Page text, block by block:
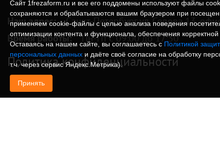
Наш адрес: Санкт-Петербург ул. Седова 13,
Время работы: Пн-Пт с 09:00 до 17:30
Политика конфиденциальности
Сайт 1frezaform.ru и все его поддомены используют файлы
сохраняются и обрабатываются вашим браузером при
применяем cookie‑файлы с целью анализа поведения
оптимизации контента и функционала, обеспечения
Оставаясь на нашем сайте, вы соглашаетесь с Политикой
персональных данных и даёте своё согласие на обработку
т.ч. через сервис Яндекс.Метрика).
Принять